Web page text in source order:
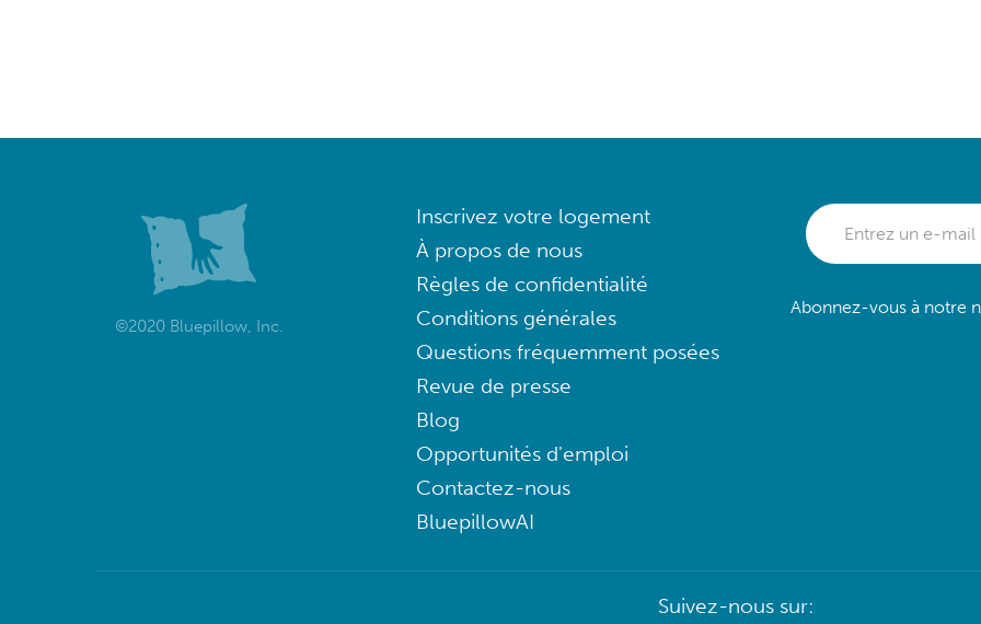
©2020 Bluepillow, Inc.
Inscrivez votre logement
À propos de nous
Règles de confidentialité
Conditions générales
Questions fréquemment posées
Revue de presse
Blog
Opportunités d'emploi
Contactez-nous
BluepillowAI
Abonnez-vous à notre
Suivez-nous sur: